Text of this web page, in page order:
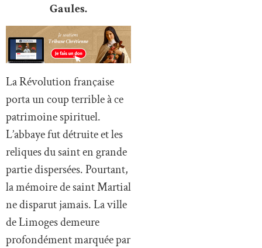
Gaules.
La Révolution française
porta un coup terrible à ce
patrimoine spirituel.
L’abbaye fut détruite et les
reliques du saint en grande
partie dispersées. Pourtant,
la mémoire de saint Martial
ne disparut jamais. La ville
de Limoges demeure
profondément marquée par